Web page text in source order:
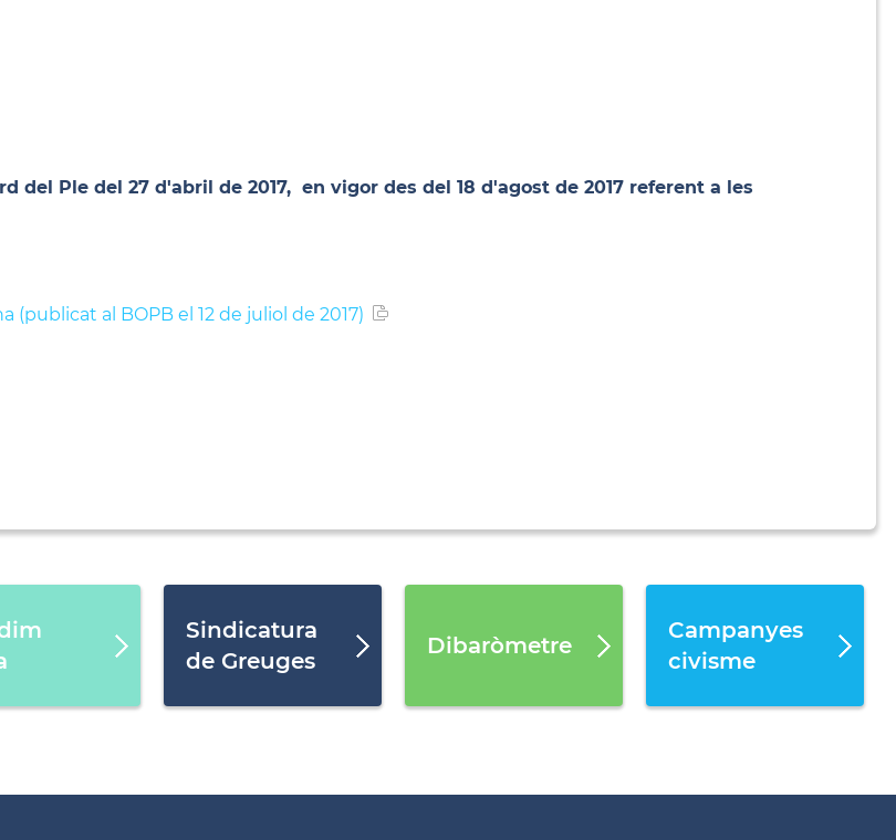
Ple del 27 d'abril de 2017, en vigor des del 18 d'agost de 2017 referent a les
al BOPB el 12 de juliol de 2017)
Sindicatura
de Greuges
Dibaròmetre
Campanyes
civisme